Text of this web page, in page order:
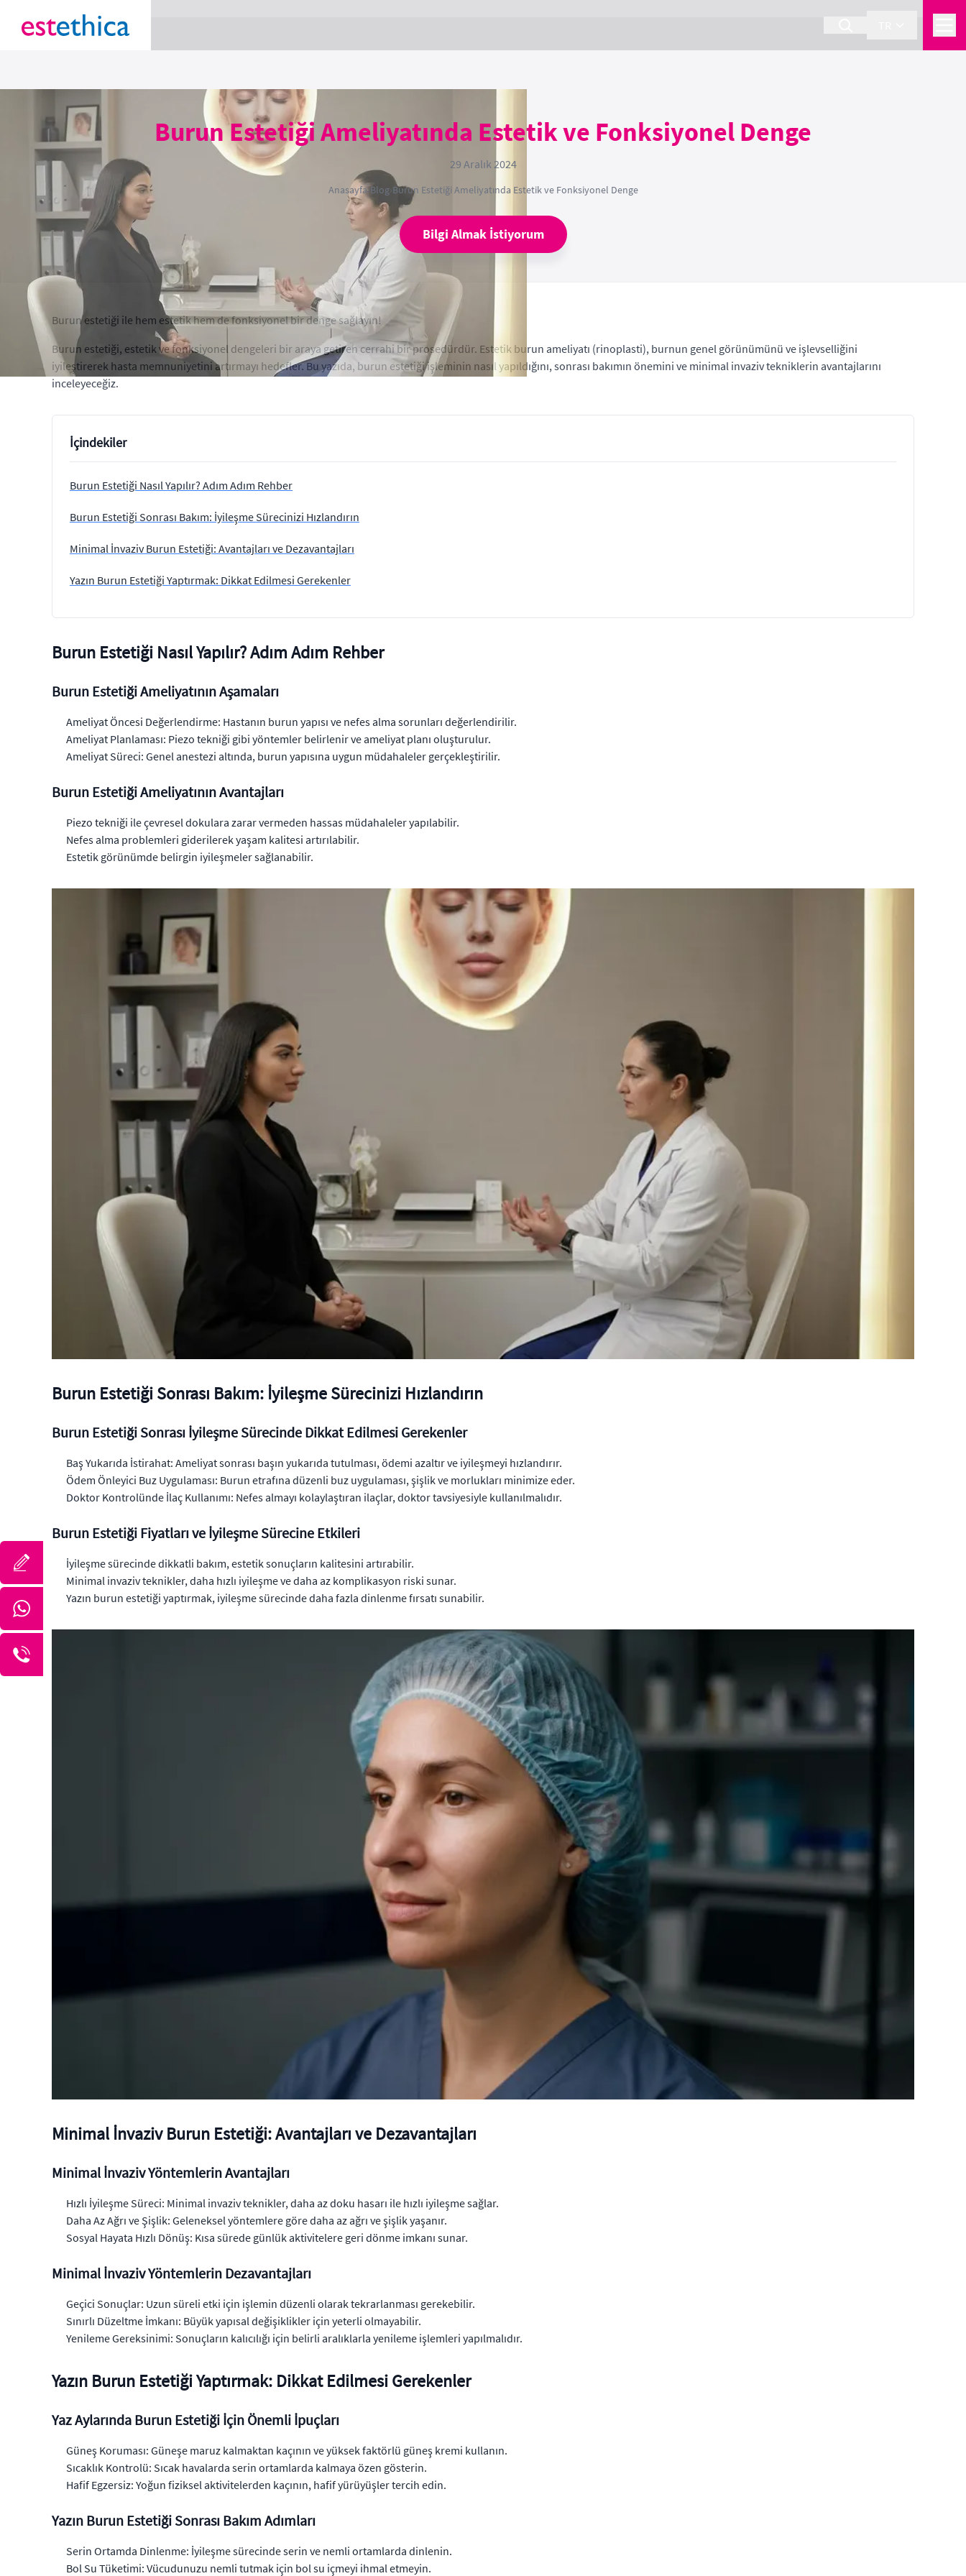
Burun Estetiği Ameliyatında Estetik ve Fonksiyonel Denge
29 Aralık 2024
Anasayfa›Blog›Burun Estetiği Ameliyatında Estetik ve Fonksiyonel Denge
Bilgi Almak İstiyorum
Burun estetiği ile hem estetik hem de fonksiyonel bir denge sağlayın!
Burun estetiği, estetik ve fonksiyonel dengeleri bir araya getiren cerrahi bir prosedürdür. Estetik burun ameliyatı (rinoplasti), burnun genel görünümünü ve işlevselliğini
iyileştirerek hasta memnuniyetini artırmayı hedefler. Bu yazıda, burun estetiği işleminin nasıl yapıldığını, sonrası bakımın önemini ve minimal invaziv tekniklerin avantajlarını
inceleyeceğiz.
İçindekiler
Burun Estetiği Nasıl Yapılır? Adım Adım Rehber
Burun Estetiği Sonrası Bakım: İyileşme Sürecinizi Hızlandırın
Minimal İnvaziv Burun Estetiği: Avantajları ve Dezavantajları
Yazın Burun Estetiği Yaptırmak: Dikkat Edilmesi Gerekenler
Burun Estetiği Nasıl Yapılır? Adım Adım Rehber
Burun Estetiği Ameliyatının Aşamaları
Ameliyat Öncesi Değerlendirme: Hastanın burun yapısı ve nefes alma sorunları değerlendirilir.
Ameliyat Planlaması: Piezo tekniği gibi yöntemler belirlenir ve ameliyat planı oluşturulur.
Ameliyat Süreci: Genel anestezi altında, burun yapısına uygun müdahaleler gerçekleştirilir.
Burun Estetiği Ameliyatının Avantajları
Piezo tekniği ile çevresel dokulara zarar vermeden hassas müdahaleler yapılabilir.
Nefes alma problemleri giderilerek yaşam kalitesi artırılabilir.
Estetik görünümde belirgin iyileşmeler sağlanabilir.
Burun Estetiği Sonrası Bakım: İyileşme Sürecinizi Hızlandırın
Burun Estetiği Sonrası İyileşme Sürecinde Dikkat Edilmesi Gerekenler
Baş Yukarıda İstirahat: Ameliyat sonrası başın yukarıda tutulması, ödemi azaltır ve iyileşmeyi hızlandırır.
Ödem Önleyici Buz Uygulaması: Burun etrafına düzenli buz uygulaması, şişlik ve morlukları minimize eder.
Doktor Kontrolünde İlaç Kullanımı: Nefes almayı kolaylaştıran ilaçlar, doktor tavsiyesiyle kullanılmalıdır.
Burun Estetiği Fiyatları ve İyileşme Sürecine Etkileri
İyileşme sürecinde dikkatli bakım, estetik sonuçların kalitesini artırabilir.
Minimal invaziv teknikler, daha hızlı iyileşme ve daha az komplikasyon riski sunar.
Yazın burun estetiği yaptırmak, iyileşme sürecinde daha fazla dinlenme fırsatı sunabilir.
Minimal İnvaziv Burun Estetiği: Avantajları ve Dezavantajları
Minimal İnvaziv Yöntemlerin Avantajları
Hızlı İyileşme Süreci: Minimal invaziv teknikler, daha az doku hasarı ile hızlı iyileşme sağlar.
Daha Az Ağrı ve Şişlik: Geleneksel yöntemlere göre daha az ağrı ve şişlik yaşanır.
Sosyal Hayata Hızlı Dönüş: Kısa sürede günlük aktivitelere geri dönme imkanı sunar.
Minimal İnvaziv Yöntemlerin Dezavantajları
Geçici Sonuçlar: Uzun süreli etki için işlemin düzenli olarak tekrarlanması gerekebilir.
Sınırlı Düzeltme İmkanı: Büyük yapısal değişiklikler için yeterli olmayabilir.
Yenileme Gereksinimi: Sonuçların kalıcılığı için belirli aralıklarla yenileme işlemleri yapılmalıdır.
Yazın Burun Estetiği Yaptırmak: Dikkat Edilmesi Gerekenler
Yaz Aylarında Burun Estetiği İçin Önemli İpuçları
Güneş Koruması: Güneşe maruz kalmaktan kaçının ve yüksek faktörlü güneş kremi kullanın.
Sıcaklık Kontrolü: Sıcak havalarda serin ortamlarda kalmaya özen gösterin.
Hafif Egzersiz: Yoğun fiziksel aktivitelerden kaçının, hafif yürüyüşler tercih edin.
Yazın Burun Estetiği Sonrası Bakım Adımları
Serin Ortamda Dinlenme: İyileşme sürecinde serin ve nemli ortamlarda dinlenin.
Bol Su Tüketimi: Vücudunuzu nemli tutmak için bol su içmeyi ihmal etmeyin.